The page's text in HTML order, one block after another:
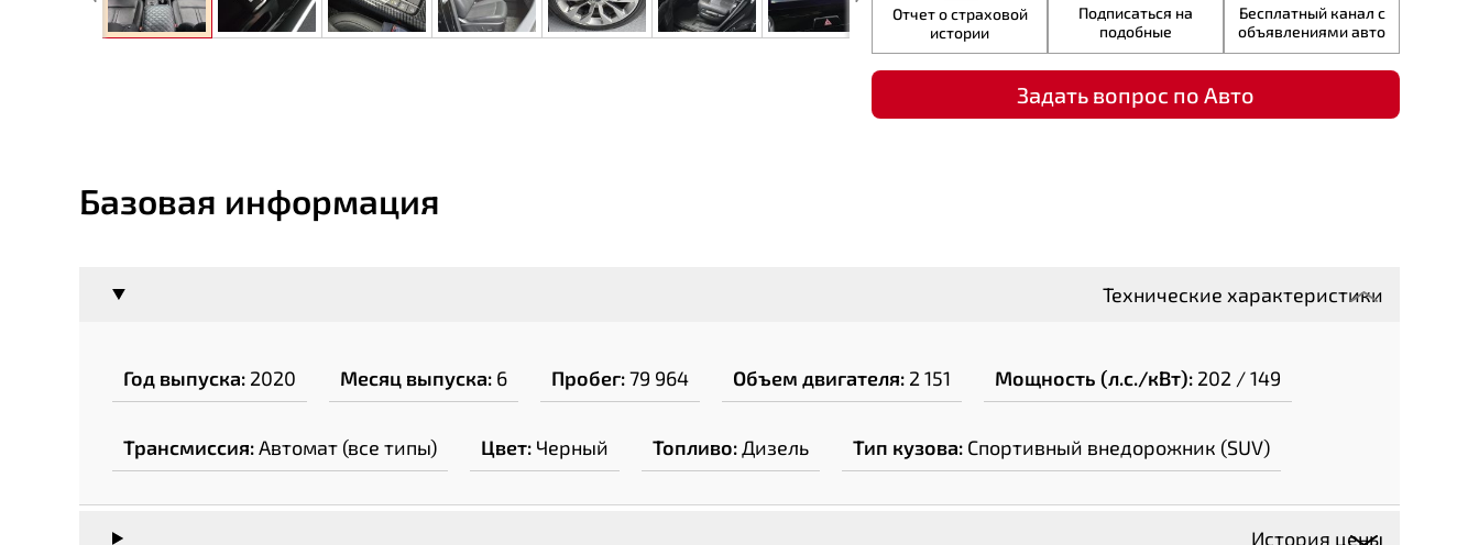
Отчет о страховой
истории
Подписаться на
подобные
Бесплатный канал с
объявлениями авто
Задать вопрос по Авто
Базовая информация
Технические характеристики
Год выпуска: 2020 Месяц выпуска: 6 Пробег:79 964 Объем двигателя: 2 151 Мощность (л.с./кВт): 202 / 149
Трансмиссия:Автомат (все типы) Цвет: Черный Топливо:Дизель Тип кузова: Спортивный внедорожник (SUV)
История цены